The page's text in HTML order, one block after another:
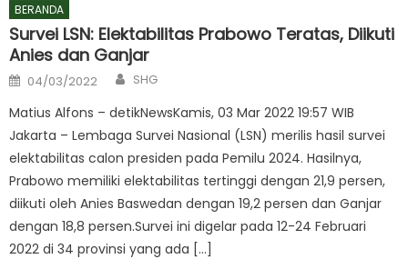
BERANDA
Survei LSN: Elektabilitas Prabowo Teratas, Diikuti
Anies dan Ganjar
Posted
on
04/03/2022 Author
SHG
Matius Alfons – detikNewsKamis, 03 Mar 2022 19:57 WIB
Jakarta – Lembaga Survei Nasional (LSN) merilis hasil survei
elektabilitas calon presiden pada Pemilu 2024. Hasilnya,
Prabowo memiliki elektabilitas tertinggi dengan 21,9 persen,
diikuti oleh Anies Baswedan dengan 19,2 persen dan Ganjar
dengan 18,8 persen.Survei ini digelar pada 12-24 Februari
2022 di 34 provinsi yang ada […]